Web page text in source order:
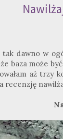
tak dawno w
że baza może
aż trzy
recenzję